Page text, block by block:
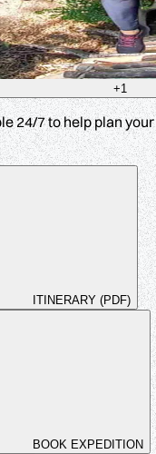
+1
24/7 to help plan your
ITINERARY (PDF)
BOOK EXPEDITION